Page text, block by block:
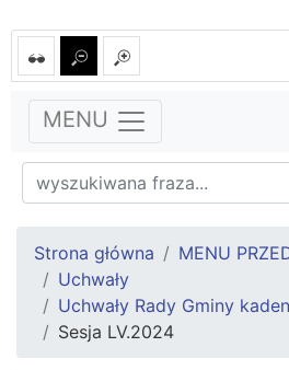
MENU
Strona główna
MENU
Uchwały
Uchwały Rady Gminy
Sesja LV.2024